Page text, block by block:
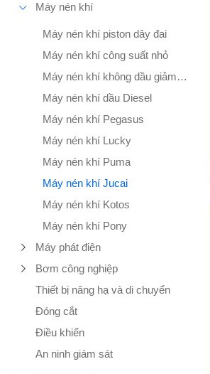
Máy nén khí
Máy nén khí piston dây đai
Máy nén khí công suất nhỏ
Máy nén khí không dầu giảm âm
Máy nén khí dầu Diesel
Máy nén khí Pegasus
Máy nén khí Lucky
Máy nén khí Puma
Máy nén khí Jucai
Máy nén khí Kotos
Máy nén khí Pony
Máy phát điện
Bơm công nghiệp
Thiết bị nâng hạ và di chuyển
Đóng cắt
Điều khiển
An ninh giám sát